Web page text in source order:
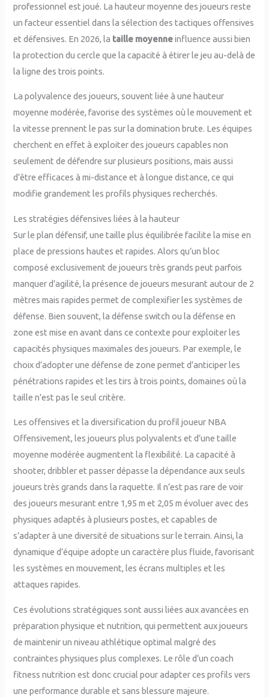
professionnel est joué. La hauteur moyenne des joueurs reste
un facteur essentiel dans la sélection des tactiques offensives
et défensives. En 2026, la taille moyenneinfluence aussi bien
la protection du cercle que la capacité à étirer le jeu au-delà de
la ligne des trois points.
La polyvalence des joueurs, souvent liée à une hauteur
moyenne modérée, favorise des systèmes où le mouvement et
la vitesse prennent le pas sur la domination brute. Les équipes
cherchent en effet à exploiter des joueurs capables non
seulement de défendre sur plusieurs positions, mais aussi
d’être efficaces à mi-distance et à longue distance, ce qui
modifie grandement les profils physiques recherchés.
Les stratégies défensives liées à la hauteur
Sur le plan défensif, une taille plus équilibrée facilite la mise en
place de pressions hautes et rapides. Alors qu’un bloc
composé exclusivement de joueurs très grands peut parfois
manquer d’agilité, la présence de joueurs mesurant autour de 2
mètres mais rapides permet de complexifier les systèmes de
défense. Bien souvent, la défense switch ou la défense en
zone est mise en avant dans ce contexte pour exploiter les
capacités physiques maximales des joueurs. Par exemple, le
choix d’adopter une défense de zone permet d’anticiper les
pénétrations rapides et les tirs à trois points, domaines où la
taille n’est pas le seul critère.
Les offensives et la diversification du profil joueur NBA
Offensivement, les joueurs plus polyvalents et d’une taille
moyenne modérée augmentent la flexibilité. La capacité à
shooter, dribbler et passer dépasse la dépendance aux seuls
joueurs très grands dans la raquette. Il n’est pas rare de voir
des joueurs mesurant entre 1,95 m et 2,05 m évoluer avec des
physiques adaptés à plusieurs postes, et capables de
s’adapter à une diversité de situations sur le terrain. Ainsi, la
dynamique d’équipe adopte un caractère plus fluide, favorisant
les systèmes en mouvement, les écrans multiples et les
attaques rapides.
Ces évolutions stratégiques sont aussi liées aux avancées en
préparation physique et nutrition, qui permettent aux joueurs
de maintenir un niveau athlétique optimal malgré des
contraintes physiques plus complexes. Le rôle d’un coach
fitness nutrition est donc crucial pour adapter ces profils vers
une performance durable et sans blessure majeure.